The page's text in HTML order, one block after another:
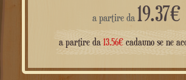
a partire da 19.37€
a partire da 13.56€cadauno se ne